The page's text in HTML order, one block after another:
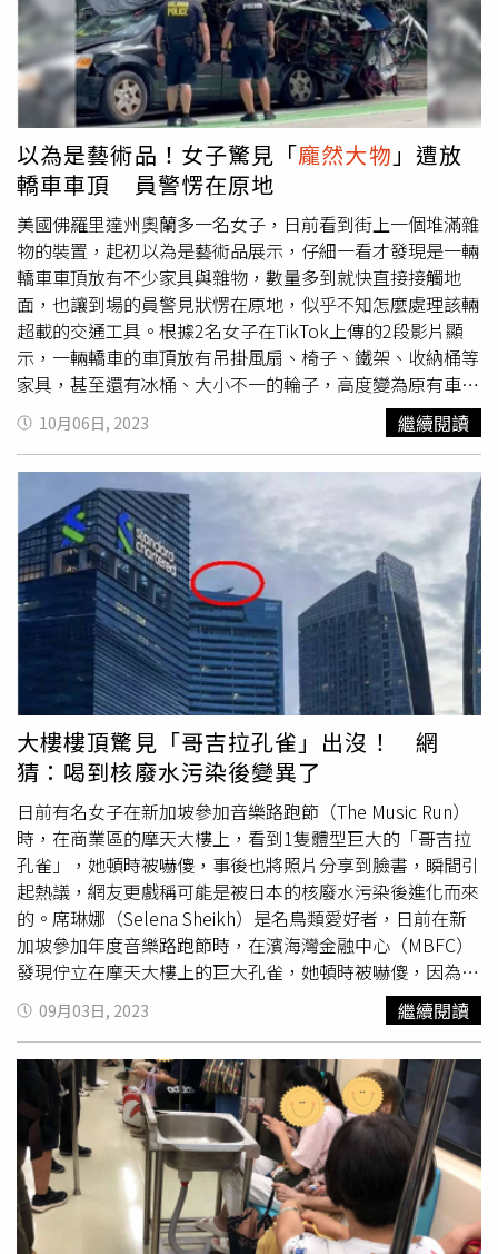
鹿。對此，國道警方表示，相關事發原因仍待進一步調查，
而該頭誤入國道的水鹿是圈養或為野生也需再釐清，同時也
呼籲民眾，若有豢養動物應妥善照顧，如發現動物誤闖道路
致肇事，將依《道路交通管理處罰條例》最高處以600元罰
鍰，也將追究飼主相關民刑事責任。
以為是藝術品！女子驚見「龐然大物 」遭放
轎車車頂 員警愣在原地
美國佛羅里達州奧蘭多一名女子，日前看到街上一個堆滿雜
物的裝置，起初以為是藝術品展示，仔細一看才發現是一輛
轎車車頂放有不少家具與雜物，數量多到就快直接接觸地
面，也讓到場的員警見狀愣在原地，似乎不知怎麼處理該輛
超載的交通工具。根據2名女子在TikTok上傳的2段影片顯
示，一輛轎車的車頂放有吊掛風扇、椅子、鐵架、收納桶等
家具，甚至還有冰桶、大小不一的輪子，高度變為原有車身
的2倍，保險桿則因乘載過重的物品，幾乎要與雜物一同接
觸地面，而她最初以為是藝術品展示，仔細一看發覺並非如
此。值得一提的是，車主還將轎車開去加油站加油，甚至直
接行駛於道路上，直到碰見警方攔查才在路邊停下。不過，
這個特殊情況也讓員警愣在一旁，似乎非常困惑，不知怎麼
處理該輛超載的交通工具。轎車駕駛遭到攔查，警方卻都愣
在原地。（圖／翻攝自TikTok@hellofromimani）駕駛還將
轎車開到加油站。（圖／翻攝自TikTok@__prettyneshaa）
轎車放有吊掛風扇、椅子、鐵架、收納桶等家具，甚至還有
冰桶、大小不一的輪子。（圖／翻攝自
TikTok@__prettyneshaa）相關畫面一出引起熱議，其中一
段影片目前累積破百萬個讚、超過5000則留言與收藏，不
少網友紛紛直呼「警察很困惑」、「我敢打賭，他們一次就
把所有的雜貨都搬上去了」、「我喜歡『畢卡索』」、
「不，一定是藝術裝置」、「我見過類似場景，通常是跳蚤
市場的小販帶著東西來賣」、「我只想知道，他們到底怎麼
把這些東西都弄上去」。針對網友直呼「不，一定是藝術品
展示」，女子回應，最初也有這麼想過。（圖／翻攝自
TikTok@hellofromimani）
10月06日, 2023 繼續閱讀
大樓樓頂驚見「哥吉拉孔雀」出沒！ 網
猜：喝到核廢水污染後變異了
日前有名女子在新加坡參加音樂路跑節（The Music Run）
時，在商業區的摩天大樓上，看到1隻體型巨大的「哥吉拉
孔雀」，她頓時被嚇傻，事後也將照片分享到臉書，瞬間引
起熱議，網友更戲稱可能是被日本的核廢水污染後進化而來
的。席琳娜（Selena Sheikh）是名鳥類愛好者，日前在新
加坡參加年度音樂路跑節時，在濱海灣金融中心（MBFC）
發現佇立在摩天大樓上的巨大孔雀，她頓時被嚇傻，因為孔
雀在新加坡非常罕見，而且野生孔雀很少會出現在城市中，
通常只在南部海岸的聖淘沙島才能看到，更不用說該生物的
體型實在太巨大。席琳娜當時也拿出手機將眼前的景象拍
下，未料當她將相機鏡頭拉近，以便仔細查看孔雀時，才發
現這隻 龐然大物，並不是孔雀，只是起重機，讓她當場哭笑
不得。事後她也將照片分享到臉書的賞鳥社團，瞬間引起熱
議，許多網友都跟她一樣，第一眼也把這部起重機看成了孔
雀，席琳娜說若真有如此巨大的孔雀，那必定會再掀起哥吉
拉熱潮，還有網友說，可能是被日本的核廢水污染後進化而
來的。
09月03日, 2023 繼續閱讀